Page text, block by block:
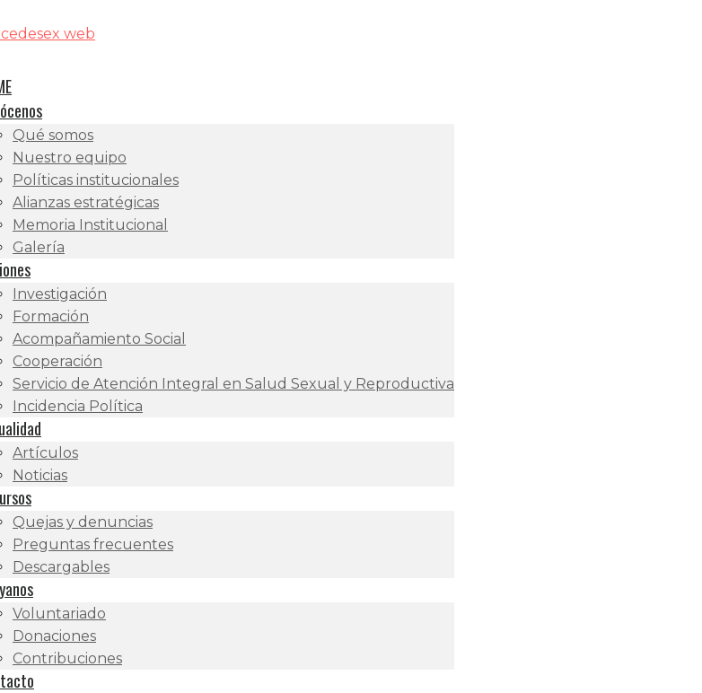
Qué somos
Nuestro equipo
Políticas institucionales
Alianzas estratégicas
Memoria Institucional
Galería
Investigación
Formación
Acompañamiento Social
Cooperación
Servicio de Atención Integral en Salud Sexual y Reproductiva
Incidencia Política
Artículos
Noticias
Quejas y denuncias
Preguntas frecuentes
Descargables
Voluntariado
Donaciones
Contribuciones